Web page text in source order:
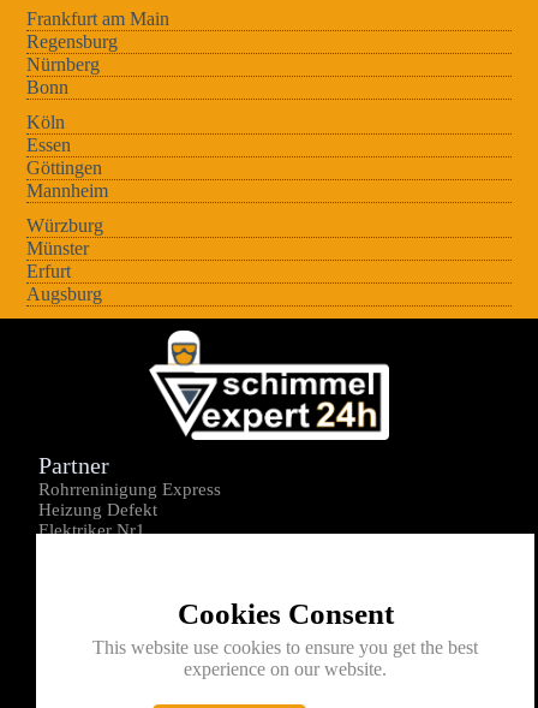
Frankfurt am Main
Regensburg
Nürnberg
Bonn
Köln
Essen
Göttingen
Mannheim
Würzburg
Münster
Erfurt
Augsburg
Cookies Consent
This website use cookies to ensure you get the best
experience on our website.
Partner
Rohrreninigung Express
Heizung Defekt
Elektriker Nr1
Kontakt